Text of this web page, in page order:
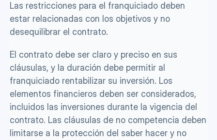
Las restricciones para el franquiciado deben
estar relacionadas con los objetivos y no
desequilibrar el contrato.
El contrato debe ser claro y preciso en sus
cláusulas, y la duración debe permitir al
franquiciado rentabilizar su inversión. Los
elementos financieros deben ser considerados,
incluidos las inversiones durante la vigencia del
contrato. Las cláusulas de no competencia deben
limitarse a la protección del saber hacer y no